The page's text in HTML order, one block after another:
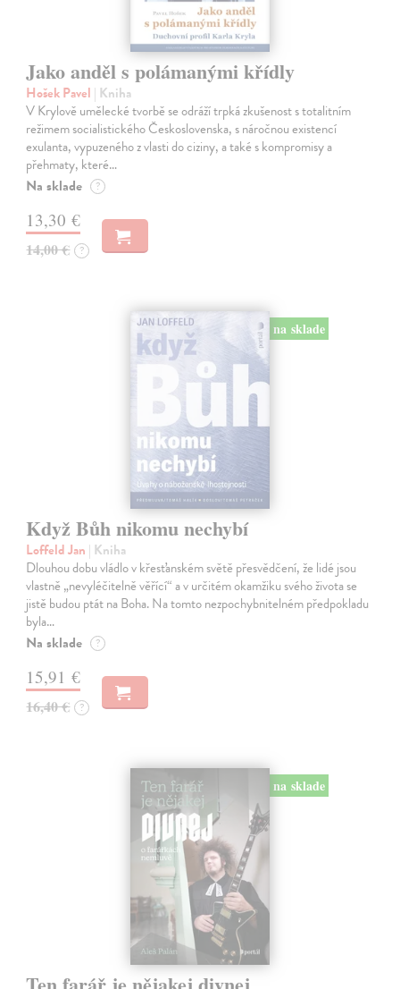
Jako anděl s polámanými křídly
Hošek Pavel | Kniha
V Krylově umělecké tvorbě se odráží trpká zkušenost s totalitním
režimem socialistického Československa, s náročnou existencí
exulanta, vypuzeného z vlasti do ciziny, a také s kompromisy a
přehmaty, které…
Na sklade ?
13,30 €
14,00 € ?
na sklade
Když Bůh nikomu nechybí
Loffeld Jan | Kniha
Dlouhou dobu vládlo v křesťanském světě přesvědčení, že lidé jsou
vlastně „nevyléčitelně věřící“ a v určitém okamžiku svého života se
jistě budou ptát na Boha. Na tomto nezpochybnitelném předpokladu
byla…
Na sklade ?
15,91 €
16,40 € ?
na sklade